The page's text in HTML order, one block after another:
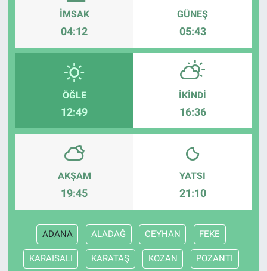
İMSAK
04:12
GÜNEŞ
05:43
ÖĞLE
12:49
İKINDI
16:36
AKŞAM
19:45
YATSI
21:10
ADANA ALADAĞ CEYHAN FEKE
KARAISALI KARATAŞ KOZAN POZANTI